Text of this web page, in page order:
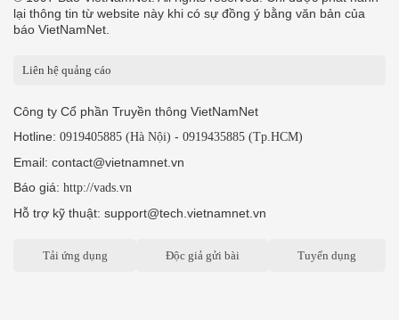
lại thông tin từ website này khi có sự đồng ý bằng văn bản của
báo VietNamNet.
Liên hệ quảng cáo
Công ty Cổ phần Truyền thông VietNamNet
Hotline: 0919405885 (Hà Nội) - 0919435885 (Tp.HCM)
Email: contact@vietnamnet.vn
Báo giá: http://vads.vn
Hỗ trợ kỹ thuật: support@tech.vietnamnet.vn
Tải ứng dụng Độc giả gửi bài Tuyển dụng